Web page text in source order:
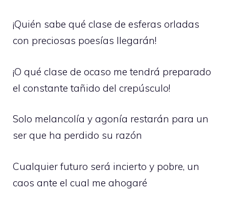
¡Quién sabe qué clase de esferas orladas
con preciosas poesías llegarán!
¡O qué clase de ocaso me tendrá preparado
el constante tañido del crepúsculo!
Solo melancolía y agonía restarán para un
ser que ha perdido su razón
Cualquier futuro será incierto y pobre, un
caos ante el cual me ahogaré